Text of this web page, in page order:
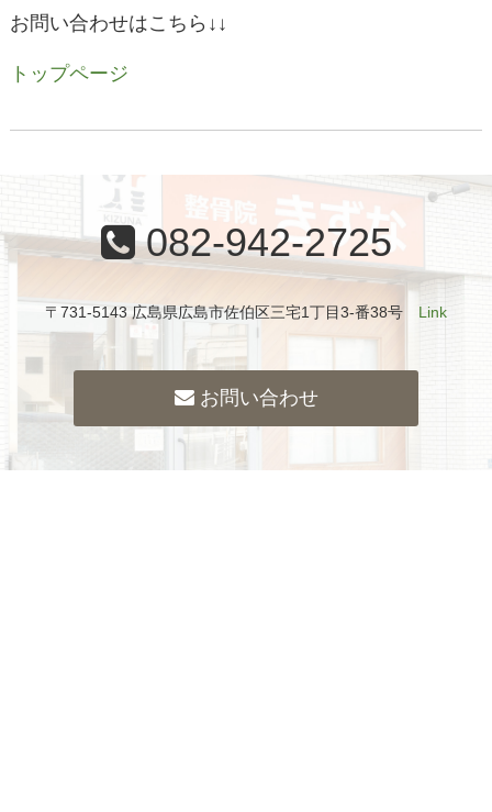
お問い合わせはこちら↓↓
トップページ
082-942-2725
〒731-5143 広島県広島市佐伯区三宅1丁目3-番38号 Link
お問い合わせ